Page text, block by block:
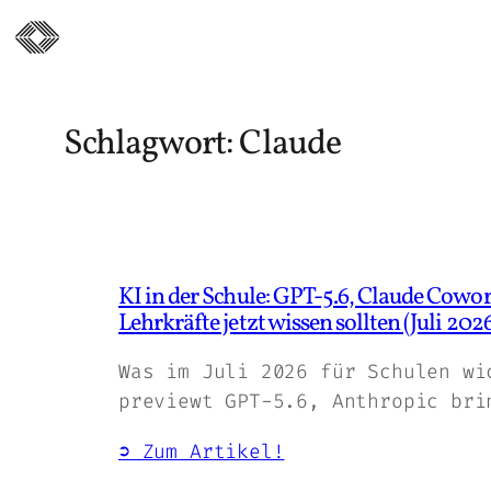
Zum
Schlagwort:Claude
KI in der Schule: GPT-5.6, Claude
Lehrkräfte jetzt wissen sollten (Juli
Was im Juli 2026 für Schulen
previewt GPT-5.6, Anthropic
➲ Zum Artikel!